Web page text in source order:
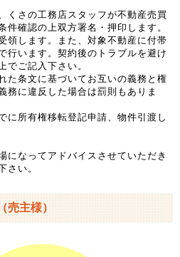
くさの工務店スタッフが不動産売買
件確認の上双方署名・押印します。
領します。また、対象不動産に付帯
行います。契約後のトラブルを避け
でご記入下さい。
た条文に基づいてお互いの義務と権
務に違反した場合は罰則もありま
に所有権移転登記申請、物件引渡し
になってアドバイスさせていただき
さい。
売主様）